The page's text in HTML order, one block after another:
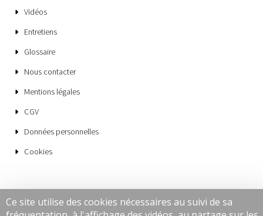
Vidéos
Entretiens
Glossaire
Nous contacter
Mentions légales
CGV
Données personnelles
Cookies
Ce site utilise des cookies nécessaires au suivi de sa